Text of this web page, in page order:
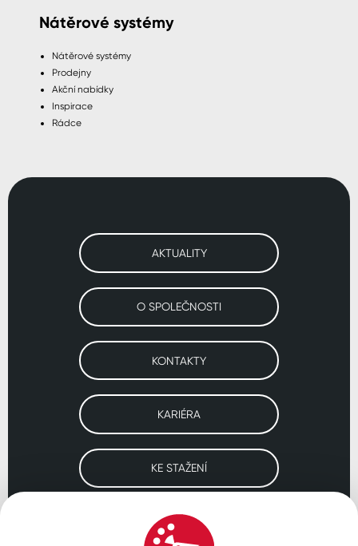
Nátěrové systémy
Nátěrové systémy
Prodejny
Akční nabídky
Inspirace
Rádce
AKTUALITY
O SPOLEČNOSTI
KONTAKTY
KARIÉRA
KE STAŽENÍ
Navštivte naše pobočky